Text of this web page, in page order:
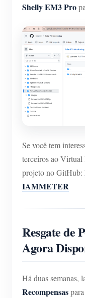
Shelly EM3 Pro
Se você tem
terceiros ao Virtual
projeto no GitHub:
IAMMETER
Resgate de
Agora
Há duas semanas,
Recompensas